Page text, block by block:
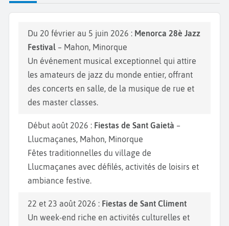
Du 20 février au 5 juin 2026 : Menorca 28è Jazz
Festival – Mahon, Minorque
Un événement musical exceptionnel qui attire
les amateurs de jazz du monde entier, offrant
des concerts en salle, de la musique de rue et
des master classes.
Début août 2026 : Fiestas de Sant Gaietà –
Llucmaçanes, Mahon, Minorque
Fêtes traditionnelles du village de
Llucmaçanes avec défilés, activités de loisirs et
ambiance festive.
22 et 23 août 2026 : Fiestas de Sant Climent
Un week-end riche en activités culturelles et